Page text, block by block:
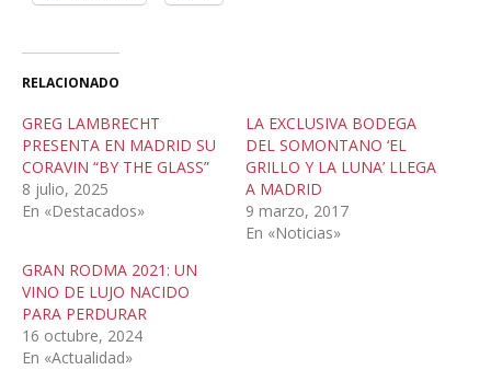
RELACIONADO
GREG LAMBRECHT
PRESENTA EN MADRID SU
CORAVIN “BY THE GLASS”
8 julio, 2025
En «Destacados»
LA EXCLUSIVA BODEGA
DEL SOMONTANO ‘EL
GRILLO Y LA LUNA’ LLEGA
A MADRID
9 marzo, 2017
En «Noticias»
GRAN RODMA 2021: UN
VINO DE LUJO NACIDO
PARA PERDURAR
16 octubre, 2024
En «Actualidad»